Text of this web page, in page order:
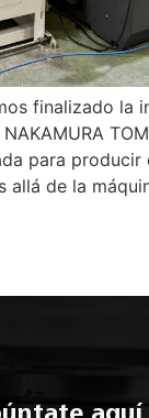
finalizado la
para producir
allá de la